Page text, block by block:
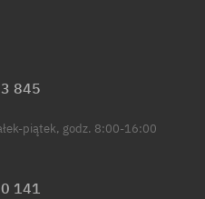
845
piątek, godz. 8:00-16:00
141